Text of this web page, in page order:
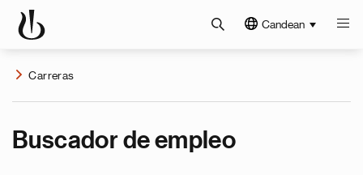
Candean
Carreras
Buscador de empleo